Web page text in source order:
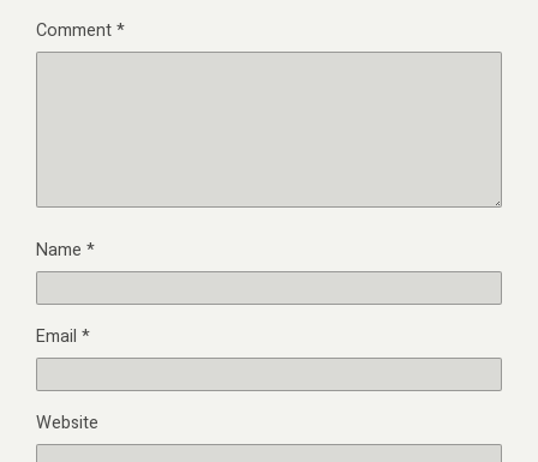
Comment*
Name *
Email *
Website